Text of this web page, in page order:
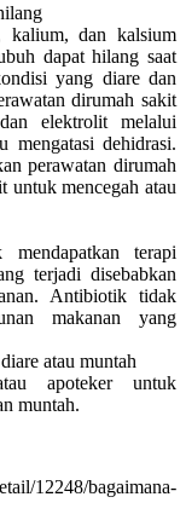
kalium, dan kalsium
dapat hilang saat
yang diare dan
dirumah sakit
elektrolit melalui
mengatasi dehidrasi.
perawatan dirumah
untuk mencegah atau
terapi
terjadi disebabkan
Antibiotik tidak
makanan yang
atau muntah
apoteker untuk
muntah.
12248/bagaimana-